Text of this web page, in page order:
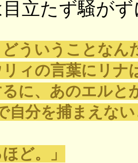
目立たず騒が
ういうことなん
ィの言葉にリナ
に、あのエルと
自分を捕まえな
ど。」